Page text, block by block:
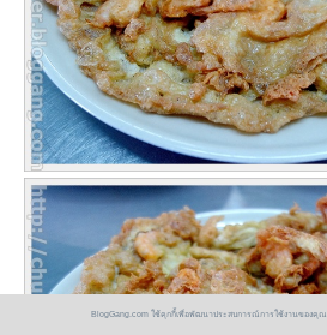
BlogGang.com ใช้คุกกี้เพื่อพัฒนาประสบการณ์การใช้งานของคุณ